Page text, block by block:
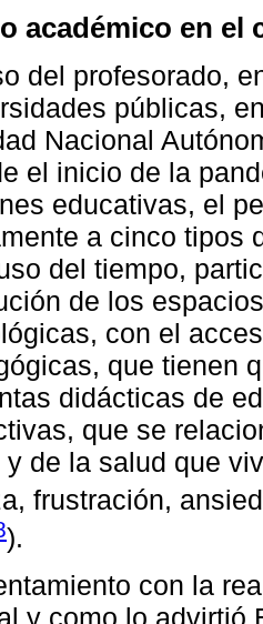
académico en el
del profesorado,
públicas,
Nacional
el inicio de la
educativas, el
a cinco tipos
del tiempo,
de los
con el
que tienen
didácticas de
que se
y de la salud que
frustración,
).
con la
y como lo advirtió